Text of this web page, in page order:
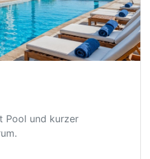
Pool und kurzer